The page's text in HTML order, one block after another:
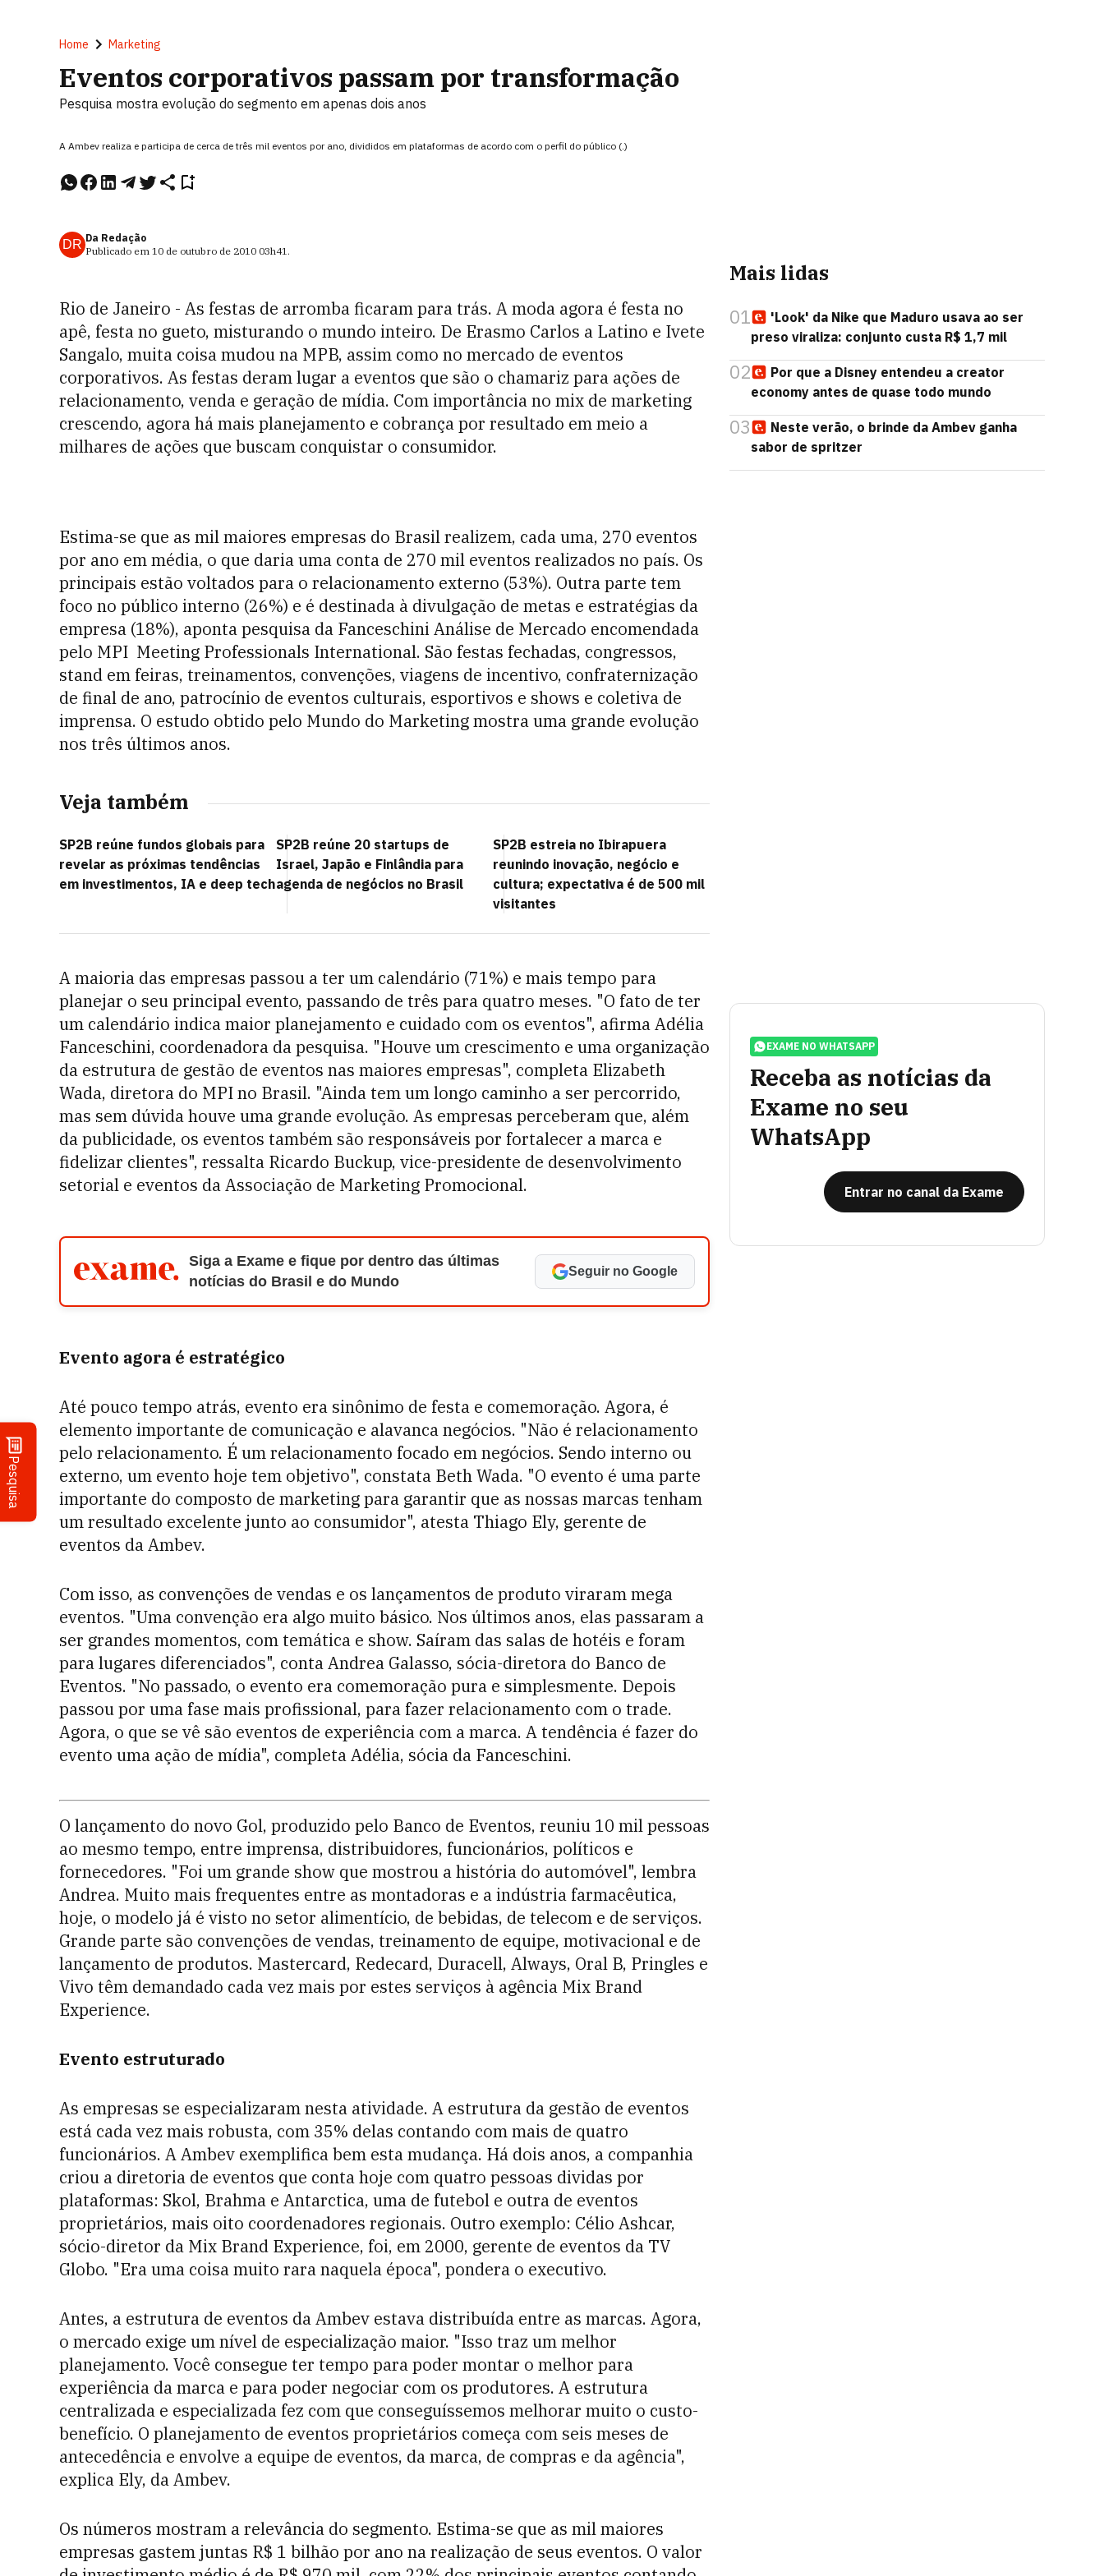
Pesquisa
Home Marketing
Eventos corporativos passam por transformação
Pesquisa mostra evolução do segmento em apenas dois anos
A Ambev realiza e participa de cerca de três mil eventos por ano, divididos em plataformas de acordo com o perfil do público (.)
DR Da Redação
Publicado em 10 de outubro de 2010 03h41.
Rio de Janeiro - As festas de arromba ficaram para trás. A moda agora é festa no
apê, festa no gueto, misturando o mundo inteiro. De Erasmo Carlos a Latino e Ivete
Sangalo, muita coisa mudou na MPB, assim como no mercado de eventos
corporativos. As festas deram lugar a eventos que são o chamariz para ações de
relacionamento, venda e geração de mídia. Com importância no mix de marketing
crescendo, agora há mais planejamento e cobrança por resultado em meio a
milhares de ações que buscam conquistar o consumidor.
Estima-se que as mil maiores empresas do Brasil realizem, cada uma, 270 eventos
por ano em média, o que daria uma conta de 270 mil eventos realizados no país. Os
principais estão voltados para o relacionamento externo (53%). Outra parte tem
foco no público interno (26%) e é destinada à divulgação de metas e estratégias da
empresa (18%), aponta pesquisa da Fanceschini Análise de Mercado encomendada
pelo MPI  Meeting Professionals International. São festas fechadas, congressos,
stand em feiras, treinamentos, convenções, viagens de incentivo, confraternização
de final de ano, patrocínio de eventos culturais, esportivos e shows e coletiva de
imprensa. O estudo obtido pelo Mundo do Marketing mostra uma grande evolução
nos três últimos anos.
Veja também
SP2B reúne fundos globais para
revelar as próximas tendências
em investimentos, IA e deep tech
SP2B reúne 20 startups de
Israel, Japão e Finlândia para
agenda de negócios no Brasil
SP2B estreia no Ibirapuera
reunindo inovação, negócio e
cultura; expectativa é de 500 mil
visitantes
A maioria das empresas passou a ter um calendário (71%) e mais tempo para
planejar o seu principal evento, passando de três para quatro meses. "O fato de ter
um calendário indica maior planejamento e cuidado com os eventos", afirma Adélia
Fanceschini, coordenadora da pesquisa. "Houve um crescimento e uma organização
da estrutura de gestão de eventos nas maiores empresas", completa Elizabeth
Wada, diretora do MPI no Brasil. "Ainda tem um longo caminho a ser percorrido,
mas sem dúvida houve uma grande evolução. As empresas perceberam que, além
da publicidade, os eventos também são responsáveis por fortalecer a marca e
fidelizar clientes", ressalta Ricardo Buckup, vice-presidente de desenvolvimento
setorial e eventos da Associação de Marketing Promocional.
Siga a Exame e fique por dentro das últimas
notícias do Brasil e do Mundo
Seguir no Google
Evento agora é estratégico
Até pouco tempo atrás, evento era sinônimo de festa e comemoração. Agora, é
elemento importante de comunicação e alavanca negócios. "Não é relacionamento
pelo relacionamento. É um relacionamento focado em negócios. Sendo interno ou
externo, um evento hoje tem objetivo", constata Beth Wada. "O evento é uma parte
importante do composto de marketing para garantir que as nossas marcas tenham
um resultado excelente junto ao consumidor", atesta Thiago Ely, gerente de
eventos da Ambev.
Com isso, as convenções de vendas e os lançamentos de produto viraram mega
eventos. "Uma convenção era algo muito básico. Nos últimos anos, elas passaram a
ser grandes momentos, com temática e show. Saíram das salas de hotéis e foram
para lugares diferenciados", conta Andrea Galasso, sócia-diretora do Banco de
Eventos. "No passado, o evento era comemoração pura e simplesmente. Depois
passou por uma fase mais profissional, para fazer relacionamento com o trade.
Agora, o que se vê são eventos de experiência com a marca. A tendência é fazer do
evento uma ação de mídia", completa Adélia, sócia da Fanceschini.
O lançamento do novo Gol, produzido pelo Banco de Eventos, reuniu 10 mil pessoas
ao mesmo tempo, entre imprensa, distribuidores, funcionários, políticos e
fornecedores. "Foi um grande show que mostrou a história do automóvel", lembra
Andrea. Muito mais frequentes entre as montadoras e a indústria farmacêutica,
hoje, o modelo já é visto no setor alimentício, de bebidas, de telecom e de serviços.
Grande parte são convenções de vendas, treinamento de equipe, motivacional e de
lançamento de produtos. Mastercard, Redecard, Duracell, Always, Oral B, Pringles e
Vivo têm demandado cada vez mais por estes serviços à agência Mix Brand
Experience.
Evento estruturado
As empresas se especializaram nesta atividade. A estrutura da gestão de eventos
está cada vez mais robusta, com 35% delas contando com mais de quatro
funcionários. A Ambev exemplifica bem esta mudança. Há dois anos, a companhia
criou a diretoria de eventos que conta hoje com quatro pessoas dividas por
plataformas: Skol, Brahma e Antarctica, uma de futebol e outra de eventos
proprietários, mais oito coordenadores regionais. Outro exemplo: Célio Ashcar,
sócio-diretor da Mix Brand Experience, foi, em 2000, gerente de eventos da TV
Globo. "Era uma coisa muito rara naquela época", pondera o executivo.
Antes, a estrutura de eventos da Ambev estava distribuída entre as marcas. Agora,
o mercado exige um nível de especialização maior. "Isso traz um melhor
planejamento. Você consegue ter tempo para poder montar o melhor para
experiência da marca e para poder negociar com os produtores. A estrutura
centralizada e especializada fez com que conseguíssemos melhorar muito o custo-
benefício. O planejamento de eventos proprietários começa com seis meses de
antecedência e envolve a equipe de eventos, da marca, de compras e da agência",
explica Ely, da Ambev.
Os números mostram a relevância do segmento. Estima-se que as mil maiores
empresas gastem juntas R$ 1 bilhão por ano na realização de seus eventos. O valor
Mais lidas
01
'Look' da Nike que Maduro usava ao ser
preso viraliza: conjunto custa R$ 1,7 mil
02
Por que a Disney entendeu a creator
economy antes de quase todo mundo
03
Neste verão, o brinde da Ambev ganha
sabor de spritzer
EXAME NO WHATSAPP
Receba as notícias da
Exame no seu
WhatsApp
Entrar no canal da Exame